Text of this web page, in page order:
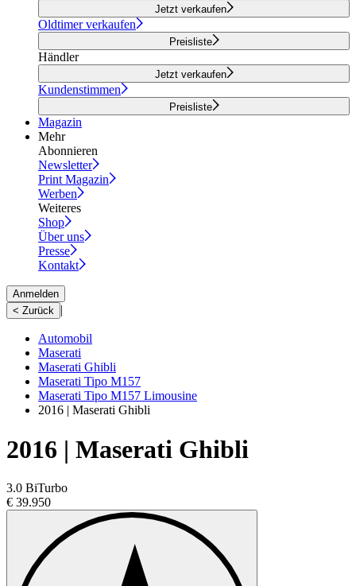
Jetzt verkaufen
Oldtimer verkaufen
Preisliste
Händler
Jetzt verkaufen
Kundenstimmen
Preisliste
Magazin
Mehr
Abonnieren
Newsletter
Print Magazin
Werben
Weiteres
Shop
Über uns
Presse
Kontakt
Anmelden
< Zurück |
Automobil
Maserati
Maserati Ghibli
Maserati Tipo M157
Maserati Tipo M157 Limousine
2016 | Maserati Ghibli
2016 | Maserati Ghibli
3.0 BiTurbo
€ 39.950